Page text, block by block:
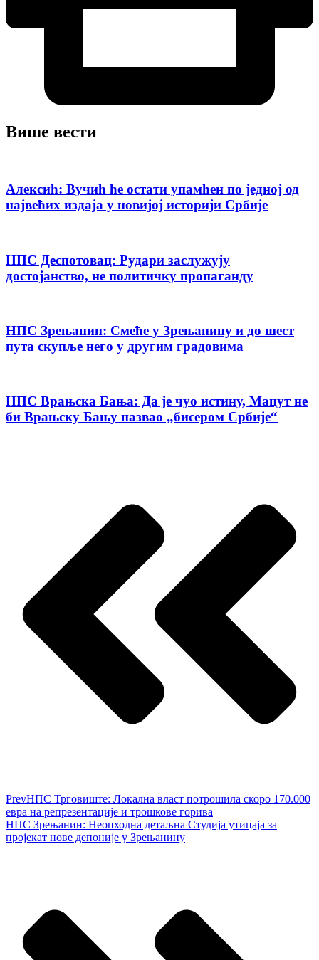
Више вести
Алексић: Вучић ће остати упамћен по једној од
највећих издаја у новијој историји Србије
НПС Деспотовац: Рудари заслужују
достојанство, не политичку пропаганду
НПС Зрењанин: Смеће у Зрењанину и до шест
пута скупље него у другим градовима
НПС Врањска Бања: Да је чуо истину, Мацут не
би Врањску Бању назвао „бисером Србије“
PrevНПС Трговиште: Локална власт потрошила скоро 170.000
евра на репрезентације и трошкове горива
НПС Зрењанин: Неопходна детаљна Студија утицаја за
пројекат нове депоније у Зрењанину